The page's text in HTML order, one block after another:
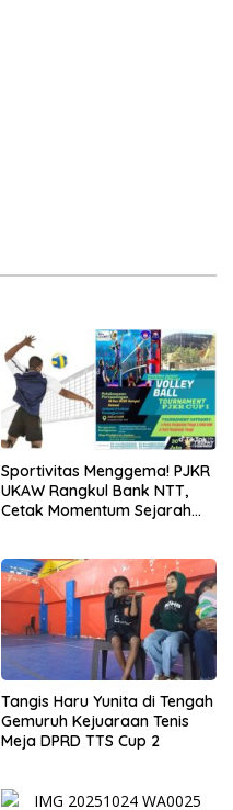
Sportivitas Menggema! PJKR
UKAW Rangkul Bank NTT,
Cetak Momentum Sejarah
Tangis Haru Yunita di Tengah
Gemuruh Kejuaraan Tenis
Meja DPRD TTS Cup 2